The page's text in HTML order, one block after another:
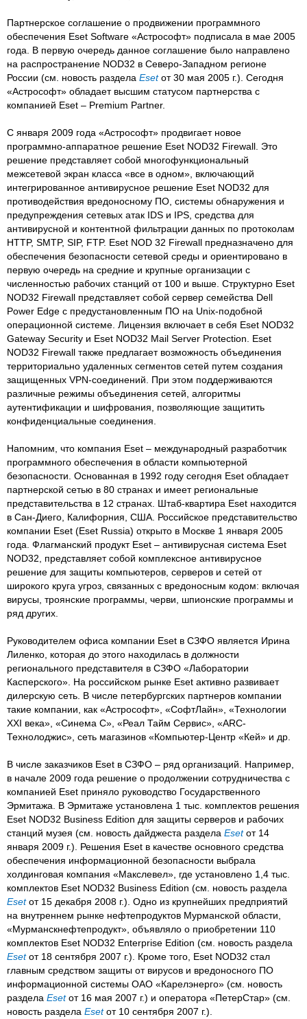
Партнерское соглашение о продвижении программного
обеспечения Eset Software «Астрософт» подписала в мае 2005
года. В первую очередь данное соглашение было направлено
на распространение NOD32 в Северо-Западном регионе
России (см. новость раздела Esetот 30 мая 2005 г.). Сегодня
«Астрософт» обладает высшим статусом партнерства с
компанией Eset – Premium Partner.
С января 2009 года «Астрософт» продвигает новое
программно-аппаратное решение Eset NOD32 Firewall. Это
решение представляет собой многофункциональный
межсетевой экран класса «все в одном», включающий
интегрированное антивирусное решение Eset NOD32 для
противодействия вредоносному ПО, системы обнаружения и
предупреждения сетевых атак IDS и IPS, средства для
антивирусной и контентной фильтрации данных по протоколам
HTTP, SMTP, SIP, FTP. Eset NOD 32 Firewall предназначено для
обеспечения безопасности сетевой среды и ориентировано в
первую очередь на средние и крупные организации с
численностью рабочих станций от 100 и выше. Структурно Eset
NOD32 Firewall представляет собой сервер семейства Dell
Power Edge c предустановленным ПО на Unix-подобной
операционной системе. Лицензия включает в себя Eset NOD32
Gateway Security и Eset NOD32 Mail Server Protection. Eset
NOD32 Firewall также предлагает возможность объединения
территориально удаленных сегментов сетей путем создания
защищенных VPN-соединений. При этом поддерживаются
различные режимы объединения сетей, алгоритмы
аутентификации и шифрования, позволяющие защитить
конфиденциальные соединения.
Напомним, что компания Eset – международный разработчик
программного обеспечения в области компьютерной
безопасности. Основанная в 1992 году сегодня Eset обладает
партнерской сетью в 80 странах и имеет региональные
представительства в 12 странах. Штаб-квартира Eset находится
в Сан-Диего, Калифорния, США. Российское представительство
компании Eset (Eset Russia) открыто в Москве 1 января 2005
года. Флагманский продукт Eset – антивирусная система Eset
NOD32, представляет собой комплексное антивирусное
решение для защиты компьютеров, серверов и сетей от
широкого круга угроз, связанных с вредоносным кодом: включая
вирусы, троянские программы, черви, шпионские программы и
ряд других.
Руководителем офиса компании Eset в СЗФО является Ирина
Лиленко, которая до этого находилась в должности
регионального представителя в СЗФО «Лаборатории
Касперского». На российском рынке Eset активно развивает
дилерскую сеть. В числе петербургских партнеров компании
такие компании, как «Астрософт», «СофтЛайн», «Технологии
XXI века», «Синема С», «Реал Тайм Сервис», «ARC-
Технолоджис», сеть магазинов «Компьютер-Центр «Кей» и др.
В числе заказчиков Eset в СЗФО – ряд организаций. Например,
в начале 2009 года решение о продолжении сотрудничества с
компанией Eset приняло руководство Государственного
Эрмитажа. В Эрмитаже установлена 1 тыс. комплектов решения
Eset NOD32 Business Edition для защиты серверов и рабочих
станций музея (см. новость дайджеста раздела Esetот 14
января 2009 г.). Решения Eset в качестве основного средства
обеспечения информационной безопасности выбрала
холдинговая компания «Макслевел», где установлено 1,4 тыс.
комплектов Eset NOD32 Business Edition (см. новость раздела
Esetот 15 декабря 2008 г.). Одно из крупнейших предприятий
на внутреннем рынке нефтепродуктов Мурманской области,
«Мурманскнефтепродукт», объявляло о приобретении 110
комплектов Eset NOD32 Enterprise Edition (см. новость раздела
Esetот 18 сентября 2007 г.). Кроме того, Eset NOD32 стал
главным средством защиты от вирусов и вредоносного ПО
информационной системы ОАО «Карелэнерго» (см. новость
раздела Esetот 16 мая 2007 г.) и оператора «ПетерСтар» (см.
новость раздела Esetот 10 сентября 2007 г.).